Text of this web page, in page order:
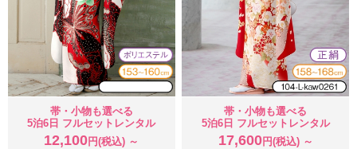
帯・小物も選べる
5泊6日 フルセットレンタル
12,100円(税込) ～
帯・小物も選べる
5泊6日 フルセットレンタル
17,600円(税込) ～